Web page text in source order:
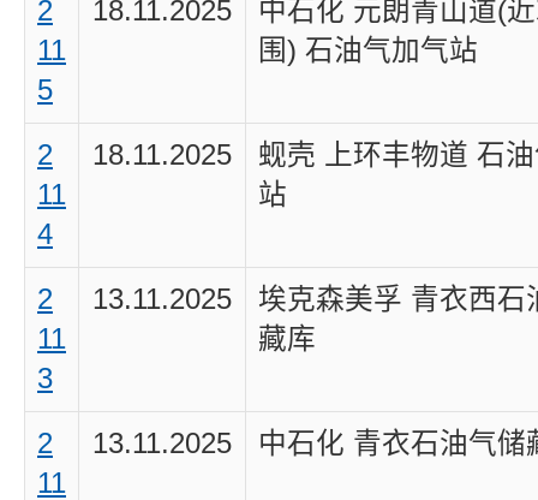
2
11
5
18.11.2025
中石化 元朗青山道(
围) 石油气加气站
2
11
4
18.11.2025
蚬壳 上环丰物道 石
站
2
11
3
13.11.2025
埃克森美孚 青衣西石
藏库
2
11
13.11.2025 中石化 青衣石油气储